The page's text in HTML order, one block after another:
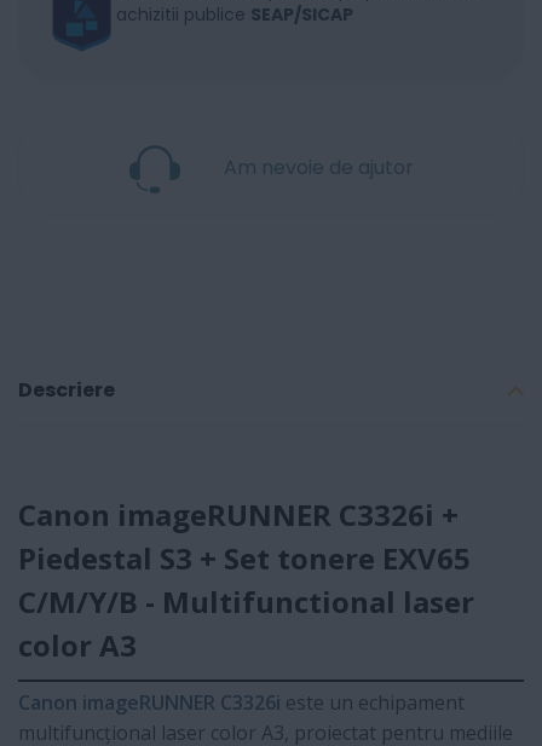
achizitii publice SEAP/SICAP
Am nevoie de ajutor
Descriere
Canon imageRUNNER C3326i +
Piedestal S3 + Set tonere EXV65
C/M/Y/B - Multifunctional laser
color A3
Canon imageRUNNER C3326i este un echipament
multifuncțional laser color A3, proiectat pentru mediile